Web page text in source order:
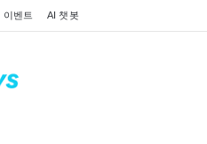
이벤트 AI 챗봇